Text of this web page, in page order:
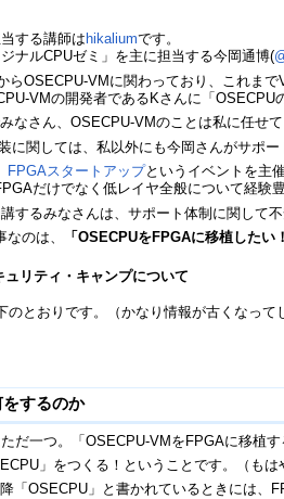
する講師はhikaliumです。
ナルCPUゼミ」を主に担当する今岡通博(
らOSECPU-VMに関わっており、これま
VMの開発者であるKさんに「OSECPU
なさん、OSECPU-VMのことは私に任せ
に関しては、私以外にも今岡さんがサポー
FPGAスタートアップというイベントを主
だけでなく低レイヤ全般について経験
するみなさんは、サポート体制に関して
のは、
「OSECPUをFPGAに移植したい
リティ・キャンプについて
のとおりです。（かなり情報が古くなっ
するのか
だ一つ。「OSECPU-VMをFPGAに移植す
」をつくる！ということです。（もは
「OSECPU」と書かれているときには、